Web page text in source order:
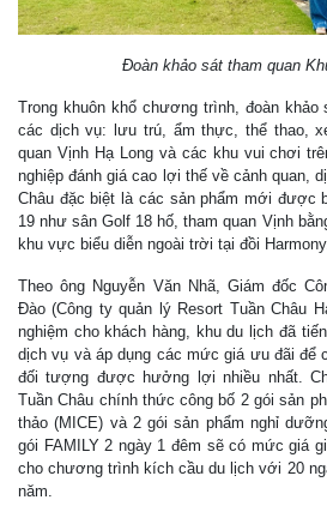
Đoàn khảo sát tham quan
Trong khuôn khổ chương trình, đoàn khảo
các dịch vụ: lưu trú, ẩm thực, thể thao,
quan Vịnh Hạ Long và các khu vui chơi
nghiệp đánh giá cao lợi thế về cảnh quan,
Châu đặc biệt là các sản phẩm mới được
19 như sân Golf 18 hố, tham quan Vịnh
khu vực biểu diễn ngoài trời tại đồi
Theo ông Nguyễn Văn Nhã, Giám đốc
Đào (Công ty quản lý Resort Tuần Châu
nghiệm cho khách hàng, khu du lịch đã
dịch vụ và áp dụng các mức giá ưu đãi để
đối tượng được hưởng lợi nhiều nhất.
Tuần Châu chính thức công bố 2 gói sản
thảo (MICE) và 2 gói sản phẩm nghỉ
gói FAMILY 2 ngày 1 đêm sẽ có mức giá
cho chương trình kích cầu du lịch với 20
năm.